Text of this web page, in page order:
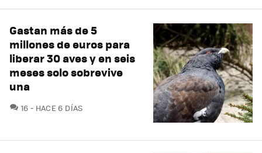
Gastan más de 5
millones de euros para
liberar 30 aves y en seis
meses solo sobrevive
una
16 COMENTARIOS
HACE 6 DÍAS